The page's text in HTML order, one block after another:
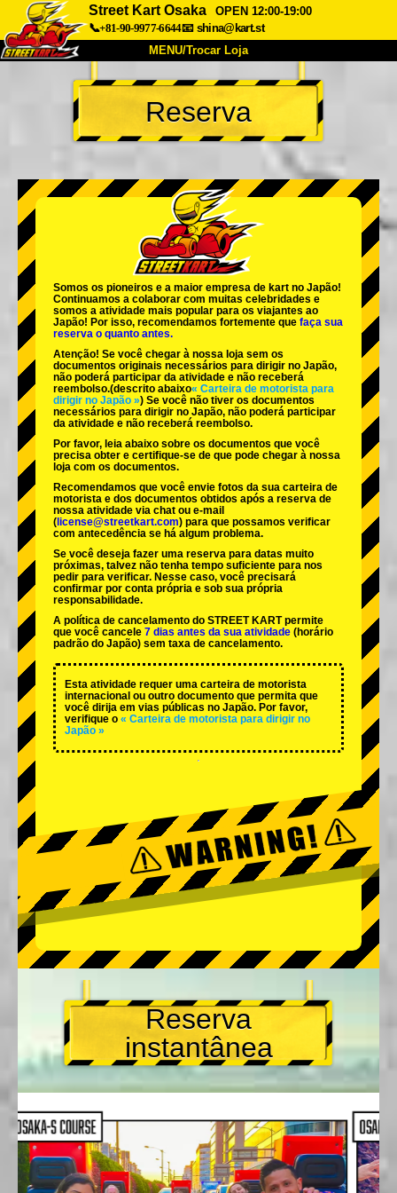
Street Kart Osaka
OPEN 12:00-19:00
📞+81-90-9977-6644📧 shina@kart.st
MENU/Trocar Loja
INÍCIO
Sobre Especificações Preços
Empresa Reserva
Trocar Loja
Tokyo Shinagawa Tokyo Akihabara#1
Tokyo Akihabara#2
Tokyo Shibuya Annex Tokyo Bay
Tokyo Asakusa Osaka
Okinawa
Reserva
Somos os pioneiros e a maior empresa de kart no Japão!
Continuamos a colaborar com muitas celebridades e
somos a atividade mais popular para os viajantes ao
Japão! Por isso, recomendamos fortemente que faça sua
reserva o quanto antes.
Atenção! Se você chegar à nossa loja sem os
documentos originais necessários para dirigir no Japão,
não poderá participar da atividade e não receberá
reembolso.(descrito abaixo« Carteira de motorista para
dirigir no Japão ») Se você não tiver os documentos
necessários para dirigir no Japão, não poderá participar
da atividade e não receberá reembolso.
Por favor, leia abaixo sobre os documentos que você
precisa obter e certifique-se de que pode chegar à nossa
loja com os documentos.
Recomendamos que você envie fotos da sua carteira de
motorista e dos documentos obtidos após a reserva de
nossa atividade via chat ou e-mail
( license@streetkart.com) para que possamos verificar
com antecedência se há algum problema.
Se você deseja fazer uma reserva para datas muito
próximas, talvez não tenha tempo suficiente para nos
pedir para verificar. Nesse caso, você precisará
confirmar por conta própria e sob sua própria
responsabilidade.
A política de cancelamento do STREET KART permite
que você cancele 7 dias antes da sua atividade (horário
padrão do Japão) sem taxa de cancelamento.
Esta atividade requer uma carteira de motorista
internacional ou outro documento que permita que
você dirija em vias públicas no Japão. Por favor,
verifique o « Carteira de motorista para dirigir no
Japão »
Reserva
instantânea